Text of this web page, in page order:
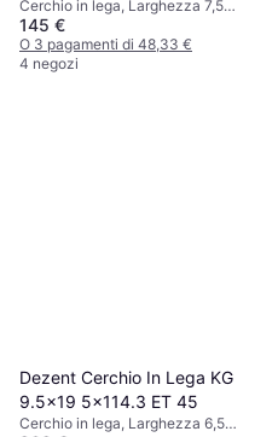
Cerchio in lega, Larghezza 7,5
pollici, Diametro 17 pollici, Nero
145 €
O 3 pagamenti di 48,33 €
4 negozi
Dezent Cerchio In Lega KG
9.5x19 5x114.3 ET 45
Cerchio in lega, Larghezza 6,5